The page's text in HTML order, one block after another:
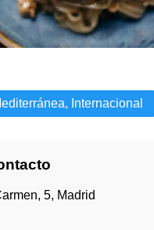
Internacional
5, Madrid